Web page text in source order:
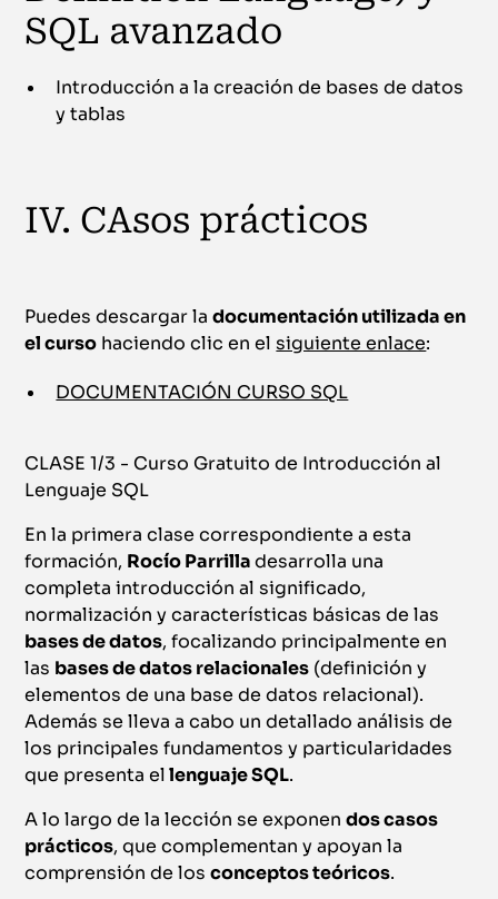
SQL avanzado
Introducción a la creación de bases de datos
y tablas
IV. CAsos prácticos
Puedes descargar ladocumentación utilizada en
el curso haciendo clic en elsiguiente enlace:
DOCUMENTACIÓN CURSO SQL
CLASE 1/3 - Curso Gratuito de Introducción al
Lenguaje SQL
En la primera clase correspondiente a esta
formación, Rocío Parrilladesarrolla una
completa introducción al significado,
normalización y características básicas de las
bases de datos, focalizando principalmente en
las bases de datos relacionales (definición y
elementos de una base de datos relacional).
Además se lleva a cabo un detallado análisis de
los principales fundamentos y particularidades
que presenta ellenguaje SQL.
A lo largo de la lección se exponendos casos
prácticos, que complementan y apoyan la
comprensión de losconceptos teóricos.